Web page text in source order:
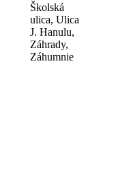
Školská
ulica, Ulica
J. Hanulu,
Záhrady,
Záhumnie